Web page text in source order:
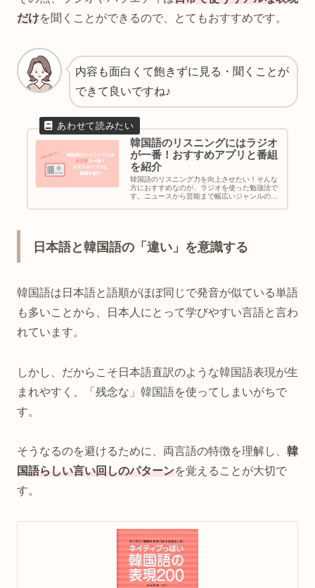
だけを聞くことができるので、とてもおすすめです。
内容も面白くて飽きずに見る・聞くことが
できて良いですね♪
韓国語のリスニングにはラジオ
が一番！おすすめアプリと番組
を紹介
韓国語のリスニング力を向上させたい！そんな
方におすすめなのが、ラジオを使った勉強法で
す。ニュースから芸能まで幅広いジャンルの番
日本語と韓国語の「違い」を意識する
韓国語は日本語と語順がほぼ同じで発音が似ている単語
も多いことから、日本人にとって学びやすい言語と言わ
れています。
しかし、だからこそ日本語直訳のような韓国語表現が生
まれやすく、「残念な」韓国語を使ってしまいがちで
す。
そうなるのを避けるために、両言語の特徴を理解し、 韓
国語らしい言い回しのパターンを覚えることが大切で
す。